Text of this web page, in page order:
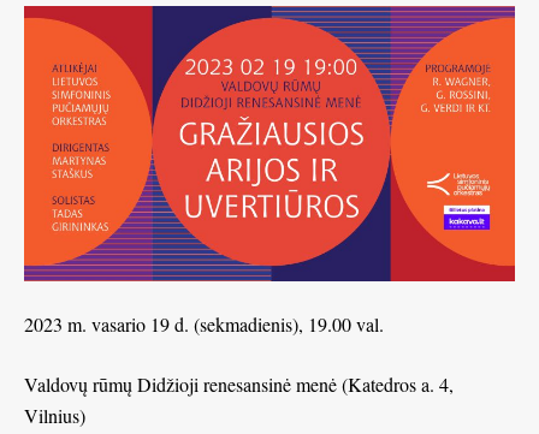
2023 m. vasario 19 d. (sekmadienis), 19.00 val.
Valdovų rūmų Didžioji renesansinė menė (Katedros a. 4,
Vilnius)